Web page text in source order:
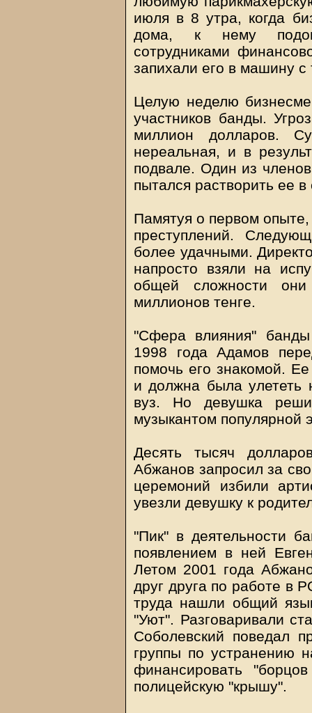
июля в 8 утра, когда
дома, к нему
сотрудниками
запихали его в машину
Целую неделю
участников банды.
миллион долларов.
нереальная, и в
подвале. Один из
пытался растворить ее
Памятуя о первом
преступлений.
более удачными.
напросто взяли на
общей сложности
миллионов тенге.
"Сфера влияния"
1998 года Адамов
помочь его знакомой.
и должна была улететь
вуз. Но девушка
музыкантом популярной
Десять тысяч
Абжанов запросил за
церемоний избили
увезли девушку к
"Пик" в деятельности
появлением в ней
Летом 2001 года
друг друга по работе в
труда нашли общий
"Уют". Разговаривали
Соболевский поведал
группы по устранению
финансировать
полицейскую "крышу".